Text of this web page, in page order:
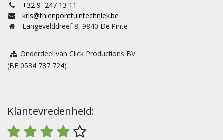
+32 9 247 13 11
kris@thienponttuintechniek.be
Langevelddreef 8, 9840 De Pinte
Onderdeel van Click Productions BV
(BE 0534 787 724)
Klantevredenheid: